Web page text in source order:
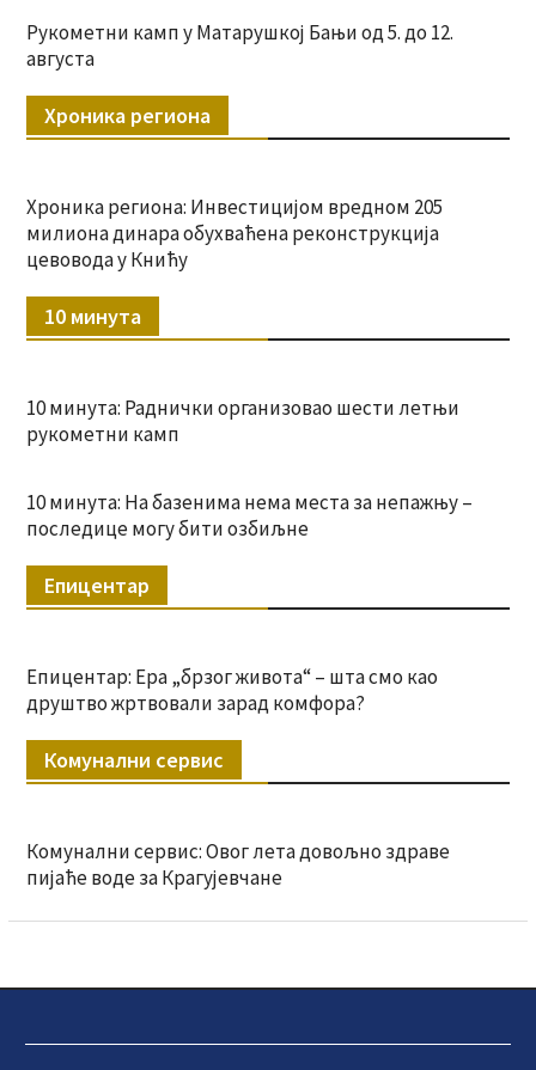
Рукометни камп у Матарушкој Бањи од 5. до 12.
августа
Хроника региона
Хроника региона: Инвестицијом вредном 205
милиона динара обухваћена реконструкција
цевовода у Книћу
10 минута
10 минута: Раднички организовао шести летњи
рукометни камп
10 минута: На базенима нема места за непажњу –
последице могу бити озбиљне
Епицентар
Епицентар: Ера „брзог живота“ – шта смо као
друштво жртвовали зарад комфора?
Комунални сервис
Комунални сервис: Овог лета довољно здраве
пијаће воде за Крагујевчане